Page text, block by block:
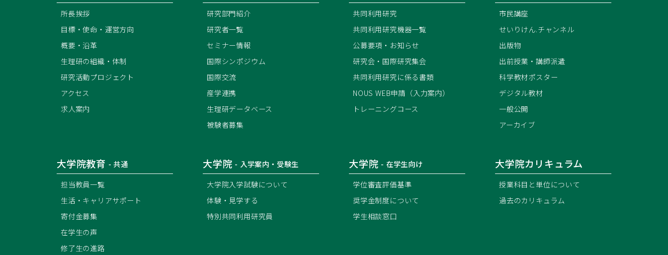
所長挨拶
目標・使命・運営方向
概要・沿革
生理研の組織・体制
研究活動プロジェクト
アクセス
求人案内
研究部門紹介
研究者一覧
セミナー情報
国際シンポジウム
国際交流
産学連携
生理研データベース
被験者募集
共同利用研究
共同利用研究機器一覧
公募要項・お知らせ
研究会・国際研究集会
共同利用研究に係る書類
NOUS WEB申請（入力案内）
トレーニングコース
市民講座
せいりけん.チャンネル
出版物
出前授業・講師派遣
科学教材ポスター
デジタル教材
一般公開
アーカイブ
大学院教育 - 共通
担当教員一覧
生活・キャリアサポート
寄付金募集
在学生の声
修了生の進路
大学院 - 入学案内・受験生
大学院入学試験について
体験・見学する
特別共同利用研究員
大学院 - 在学生向け
学位審査評価基準
奨学金制度について
学生相談窓口
大学院カリキュラム
授業科目と単位について
過去のカリキュラム